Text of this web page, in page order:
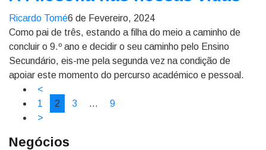
Ricardo Tomé6 de Fevereiro, 2024
Como pai de três, estando a filha do meio a caminho de
concluir o 9.º ano e decidir o seu caminho pelo Ensino
Secundário, eis-me pela segunda vez na condição de
apoiar este momento do percurso académico e pessoal.
<
1
2 3 …
9
>
Negócios